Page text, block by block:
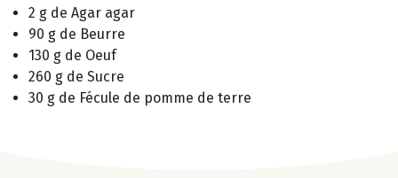
2 g de Agar agar
90 g de Beurre
130 g de Oeuf
260 g de Sucre
30 g de Fécule de pomme de terre